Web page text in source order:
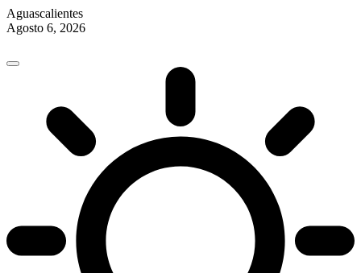
Aguascalientes
Agosto 6, 2026
content